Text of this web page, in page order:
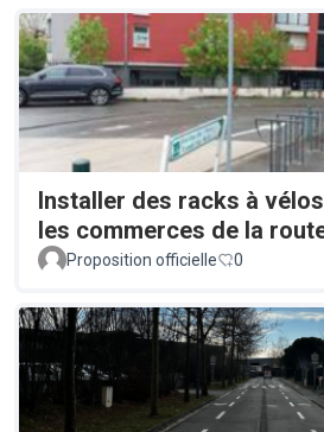
Installer des racks à
les commerces de la
Proposition officielle 0